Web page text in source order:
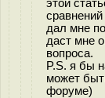
этой
дал мне
даст мне
вопроса.
P.S. я бы
может
форуме)